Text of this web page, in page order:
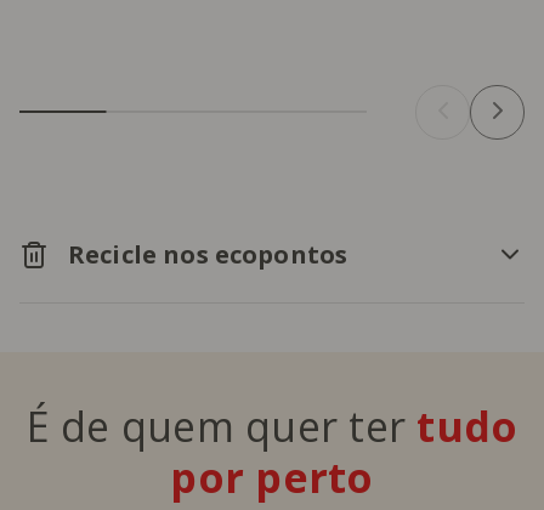
Recicle nos ecopontos
É de quem quer ter tudo
por perto